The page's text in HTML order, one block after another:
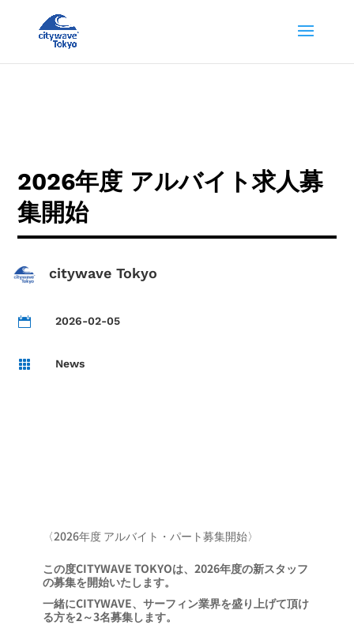
2026年度 アルバイト求人募
集開始
citywave Tokyo
 2026-02-05
 News
〈2026年度 アルバイト・パート募集開始〉
この度CITYWAVE TOKYOは、2026年度の新スタッフ
の募集を開始いたします。
一緒にCITYWAVE、サーフィン業界を盛り上げて頂け
る方を2～3名募集します。